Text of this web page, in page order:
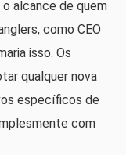
alcance de quem
como CEO
isso. Os
qualquer nova
específicos de
com